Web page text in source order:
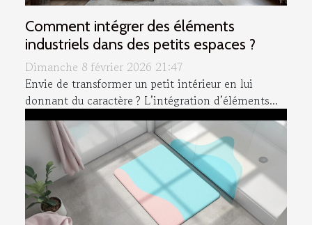
Comment intégrer des éléments
industriels dans des petits espaces ?
Dimanche 8 février 2026 21:47
Envie de transformer un petit intérieur en lui
donnant du caractère ? L’intégration d’éléments...